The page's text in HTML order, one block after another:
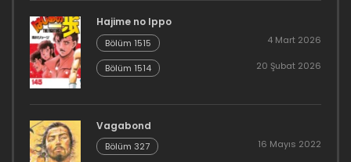
Hajime no Ippo
Bölüm 1515 4 Mart 2026
Bölüm 1514 20 Şubat 2026
Vagabond
Bölüm 327 16 Mayıs 2022